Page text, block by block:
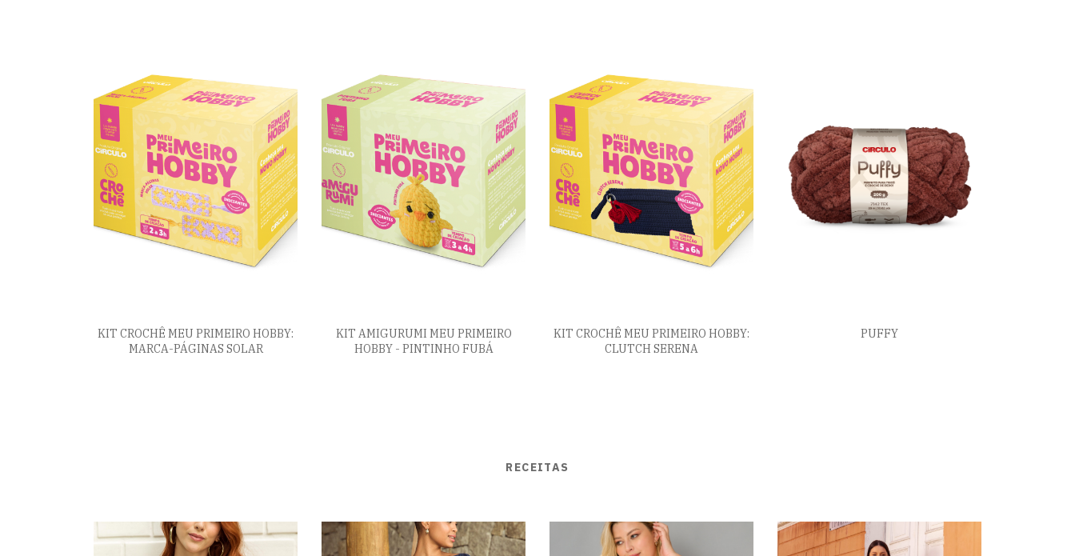
KIT CROCHÊ MEU PRIMEIRO HOBBY:
MARCA-PÁGINAS SOLAR
KIT AMIGURUMI MEU PRIMEIRO
HOBBY - PINTINHO FUBÁ
KIT CROCHÊ MEU PRIMEIRO HOBBY:
CLUTCH SERENA
PUFFY
RECEITAS